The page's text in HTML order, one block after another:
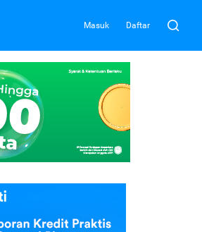
Masuk Daftar